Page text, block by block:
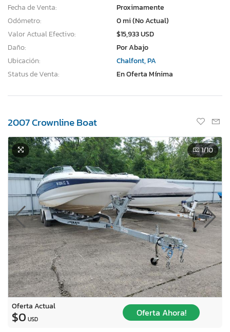
Fecha de Venta:
Proximamente
Odómetro:
0 mi (No Actual)
Valor Actual Efectivo:
$15,933 USD
Daño:
Por Abajo
Ubicación:
Chalfont, PA
Status de Venta:
En Oferta Mínima
2007 Crownline Boat
1/10
Oferta Actual
$0 USD
Oferta Ahora!